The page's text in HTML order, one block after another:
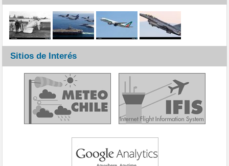
Sitios de Interés